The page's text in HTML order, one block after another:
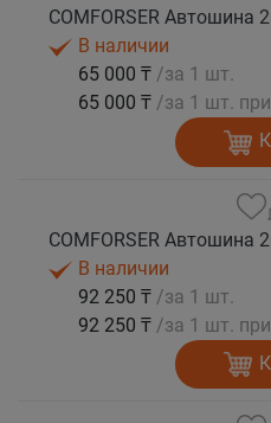
В наличии
65 000 ₸ /за 1 шт.
65 000 ₸ /за 1 шт.
В наличии
92 250 ₸ /за 1 шт.
92 250 ₸ /за 1 шт.